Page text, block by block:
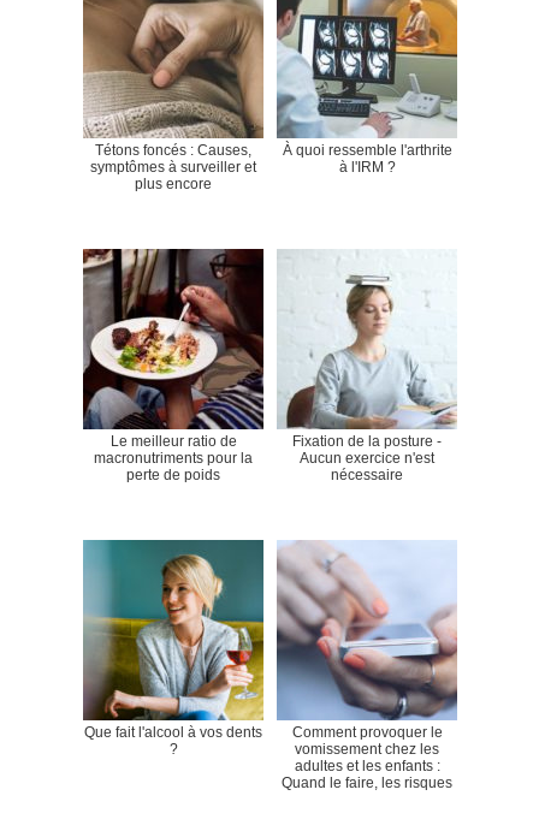
Tétons foncés : Causes,
symptômes à surveiller et
plus encore
À quoi ressemble l'arthrite
à l'IRM ?
Le meilleur ratio de
macronutriments pour la
perte de poids
Fixation de la posture -
Aucun exercice n'est
nécessaire
Que fait l'alcool à vos dents
?
Comment provoquer le
vomissement chez les
adultes et les enfants :
Quand le faire, les risques